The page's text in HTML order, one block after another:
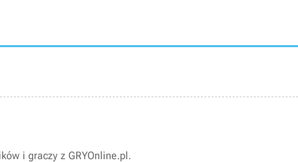
i graczy z GRYOnline.pl.